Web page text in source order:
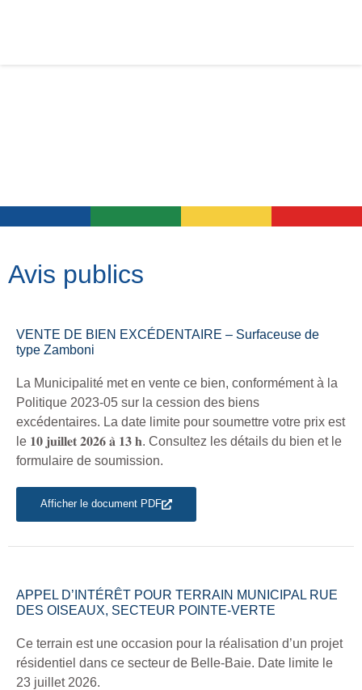
Avis publics
VENTE DE BIEN EXCÉDENTAIRE – Surfaceuse de
type Zamboni
La Municipalité met en vente ce bien, conformément à la
Politique 2023-05 sur la cession des biens
excédentaires. La date limite pour soumettre votre prix est
le 𝟏𝟎 𝐣𝐮𝐢𝐥𝐥𝐞𝐭 𝟐𝟎𝟐𝟔 𝐚̀ 𝟏𝟑 𝐡. Consultez les détails du bien et le
formulaire de soumission.
Afficher le document PDF
APPEL D’INTÉRÊT POUR TERRAIN MUNICIPAL RUE
DES OISEAUX, SECTEUR POINTE-VERTE
Ce terrain est une occasion pour la réalisation d’un projet
résidentiel dans ce secteur de Belle-Baie. Date limite le
23 juillet 2026.